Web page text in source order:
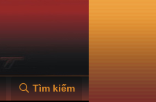
Tìm kiếm